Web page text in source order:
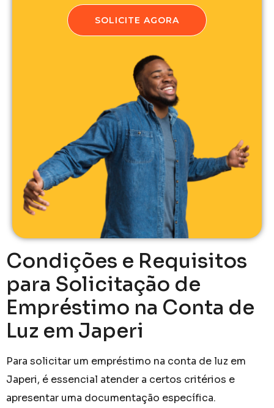
SOLICITE AGORA
Condições e Requisitos
para Solicitação de
Empréstimo na Conta de
Luz em Japeri
Para solicitar um empréstimo na conta de luz em
Japeri, é essencial atender a certos critérios e
apresentar uma documentação específica.